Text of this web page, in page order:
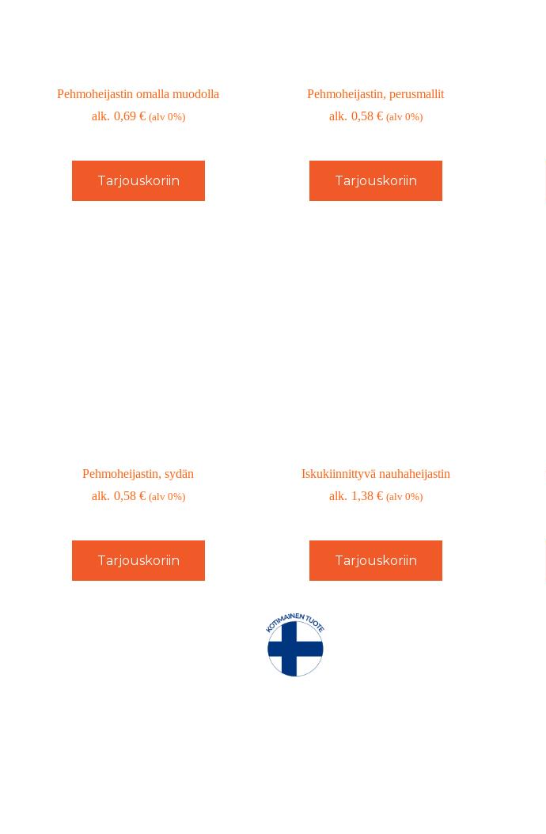
Pehmoheijastin omalla muodolla
0,69 € (alv 0%)
Tarjouskoriin
Pehmoheijastin, perusmallit
0,58 € (alv 0%)
Tarjouskoriin
Pehmoheijastin, sydän
0,58 € (alv 0%)
Tarjouskoriin
Iskukiinnittyvä nauhaheijastin
1,38 € (alv 0%)
Tarjouskoriin